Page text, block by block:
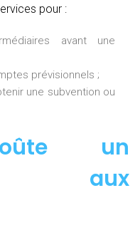
pour :
avant une
prévisionnels ;
une subvention ou
un
aux